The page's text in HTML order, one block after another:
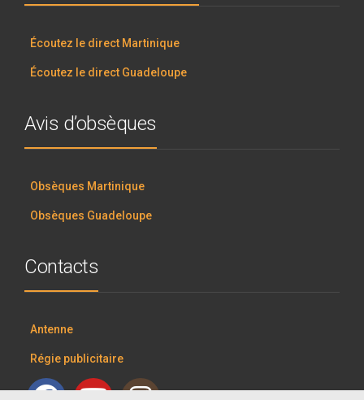
Écoutez le direct Martinique
Écoutez le direct Guadeloupe
Avis d’obsèques
Obsèques Martinique
Obsèques Guadeloupe
Contacts
Antenne
Régie publicitaire